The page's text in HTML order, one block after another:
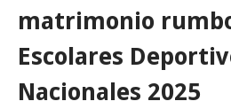
matrimonio
Escolares
Nacionales 2025